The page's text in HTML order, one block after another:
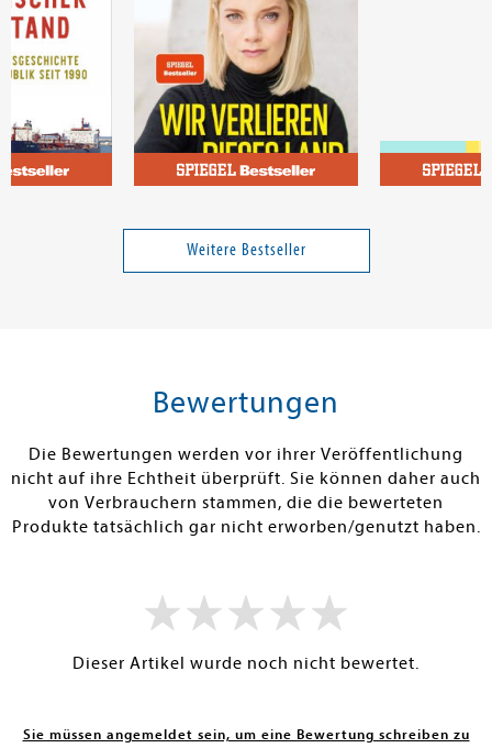
Wir verlieren dieses Land
Warenkorb
Weitere Bestseller
Bewertungen
Die Bewertungen werden vor ihrer Veröffentlichung
nicht auf ihre Echtheit überprüft. Sie können daher auch
von Verbrauchern stammen, die die bewerteten
Produkte tatsächlich gar nicht erworben/genutzt haben.
Dieser Artikel wurde noch nicht bewertet.
Sie müssen angemeldet sein, um eine Bewertung schreiben zu